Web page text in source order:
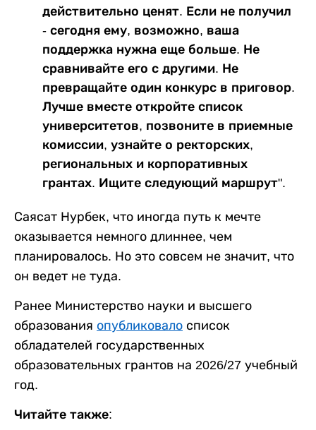
действительно ценят. Если не получил
- сегодня ему, возможно, ваша
поддержка нужна еще больше. Не
сравнивайте его с другими. Не
превращайте один конкурс в приговор.
Лучше вместе откройте список
университетов, позвоните в приемные
комиссии, узнайте о ректорских,
региональных и корпоративных
грантах. Ищите следующий маршрут".
Саясат Нурбек, что иногда путь к мечте
оказывается немного длиннее, чем
планировалось. Но это совсем не значит, что
он ведет не туда.
Ранее Министерство науки и высшего
образования опубликовало список
обладателей государственных
образовательных грантов на 2026/27 учебный
год.
Читайте также: